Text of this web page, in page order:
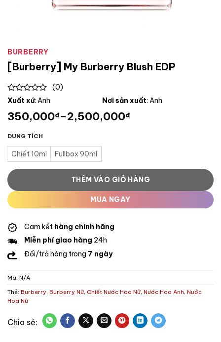
BURBERRY
[Burberry] My Burberry Blush EDP
0
of
5
(0)
Xuất xứ: Anh Nơi sản xuất: Anh
350,000₫–2,500,000₫
DUNG TÍCH
Chiết 10ml Fullbox 90ml
THÊM VÀO GIỎ HÀNG
MUA NGAY
Cam kết hàng chính hãng
Miễn phí giao hàng 24h
Đổi/trả hàng trong 7 ngày
Mã: N/A
Thẻ: Burberry, Burberry Nữ, Chiết Nước Hoa Nữ, Nước Hoa Anh, Nước
Hoa Nữ